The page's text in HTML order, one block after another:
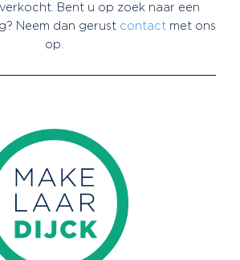
verkocht. Bent u op zoek naar een
Neem dan gerust contactmet ons
op.